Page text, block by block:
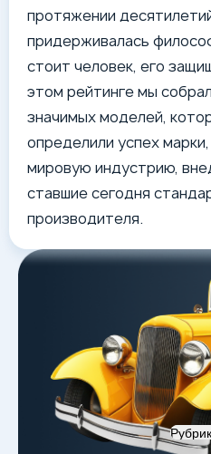
протяжении
придерживалась
стоит человек, его
этом рейтинге мы
значимых моделей,
определили успех
мировую индустрию,
ставшие сегодня
производителя.